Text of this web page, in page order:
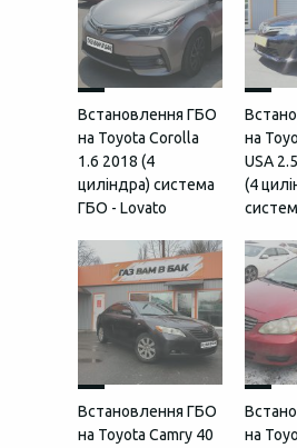
Встановлення ГБО
на Toyota Corolla
1.6 2018 (4
циліндра) система
ГБО - Lovato
на
USA
(4
Встановлення ГБО
на Toyota Camry 40
на